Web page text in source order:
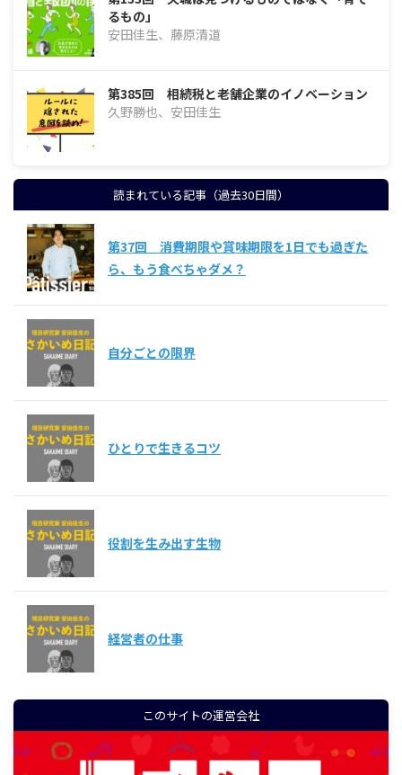
るもの」
安田佳生、藤原清道
第385回 相続税と老舗企業のイノベーション
久野勝也、安田佳生
読まれている記事（過去30日間）
第37回 消費期限や賞味期限を1日でも過ぎた
ら、もう食べちゃダメ？
自分ごとの限界
ひとりで生きるコツ
役割を生み出す生物
経営者の仕事
このサイトの運営会社